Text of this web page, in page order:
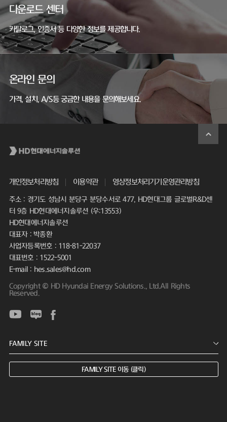
다운로드 센터
카탈로그, 인증서 등 다양한 정보를 제공합니다.
온라인 문의
가격, 설치, A/S등 궁금한 내용을 문의해보세요.
개인정보처리방침 이용약관 영상정보처리기기운영관리방침
주소 : 경기도 성남시 분당구 분당수서로 477, HD현대그룹 글로벌R&D센
터 9층 HD현대에너지솔루션 (우:13553)
HD현대에너지솔루션
대표자 : 박종환
사업자등록번호 : 118-81-22037
대표번호 : 1522-5001
E-mail : hes.sales@hd.com
Copyright © HD Hyundai Energy Solutions., Ltd.All Rights
Reserved.
FAMILY SITE 이동 (클릭)